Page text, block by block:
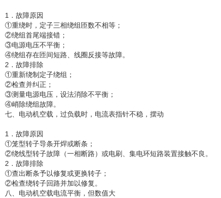
1．故障原因
①重绕时，定子三相绕组匝数不相等；
②绕组首尾端接错；
③电源电压不平衡；
④绕组存在匝间短路、线圈反接等故障。
2．故障排除
①重新绕制定子绕组；
②检查并纠正；
③测量电源电压，设法消除不平衡；
④峭除绕组故障。
七、电动机空载，过负载时，电流表指针不稳，摆动
1．故障原因
①笼型转子导条开焊或断条；
②绕线型转子故障（一相断路）或电刷、集电环短路装置接触不良。
2．故障排除
①查出断条予以修复或更换转子；
②检查绕转子回路并加以修复。
八、电动机空载电流平衡，但数值大